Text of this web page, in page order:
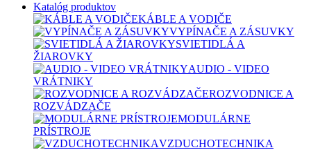
Katalóg produktov
KÁBLE A VODIČE
VYPÍNAČE A ZÁSUVKY
SVIETIDLÁ A
ŽIAROVKY
AUDIO - VIDEO
VRÁTNIKY
ROZVODNICE A
ROZVÁDZAČE
MODULÁRNE
PRÍSTROJE
VZDUCHOTECHNIKA